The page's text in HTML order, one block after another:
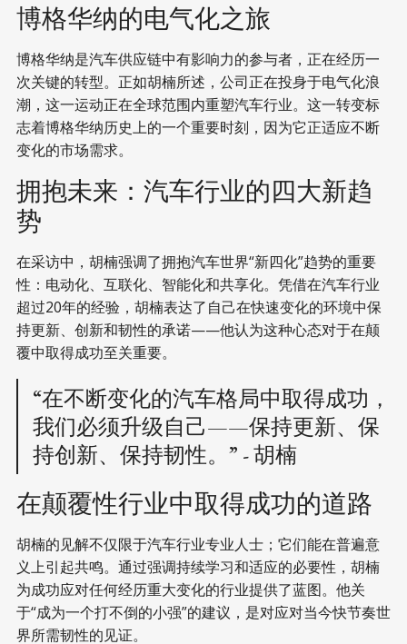
博格华纳的电气化之旅
博格华纳是汽车供应链中有影响力的参与者，正在经历一
次关键的转型。正如胡楠所述，公司正在投身于电气化浪
潮，这一运动正在全球范围内重塑汽车行业。这一转变标
志着博格华纳历史上的一个重要时刻，因为它正适应不断
变化的市场需求。
拥抱未来：汽车行业的四大新趋
势
在采访中，胡楠强调了拥抱汽车世界“新四化”趋势的重要
性：电动化、互联化、智能化和共享化。凭借在汽车行业
超过20年的经验，胡楠表达了自己在快速变化的环境中保
持更新、创新和韧性的承诺——他认为这种心态对于在颠
覆中取得成功至关重要。
“在不断变化的汽车格局中取得成功，
我们必须升级自己——保持更新、保
持创新、保持韧性。” - 胡楠
在颠覆性行业中取得成功的道路
胡楠的见解不仅限于汽车行业专业人士；它们能在普遍意
义上引起共鸣。通过强调持续学习和适应的必要性，胡楠
为成功应对任何经历重大变化的行业提供了蓝图。他关
于“成为一个打不倒的小强”的建议，是对应对当今快节奏世
界所需韧性的见证。